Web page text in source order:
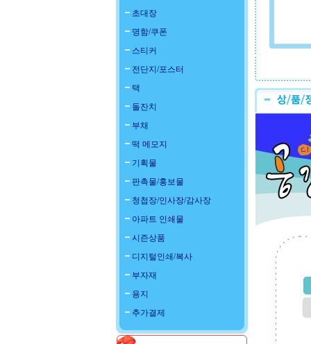
초대장
명함/쿠폰
스티커
전단지/포스터
택
돌잔치
부채
떡 메모지
기획물
판촉물/홍보물
청첩장/인사장/감사장
아파트 인쇄물
시즌상품
디지털인쇄/복사
부자재
용지
추가결제